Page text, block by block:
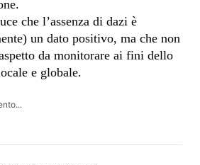
che l’assenza di dazi è
un dato positivo, ma che non
da monitorare ai fini dello
e globale.